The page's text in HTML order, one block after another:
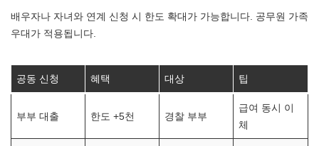
배우자나 자녀와 연계 신청 시 한도 확대가 가능합니다. 공무원 가족
우대가 적용됩니다.
공동 신청 혜택 대상 팁
부부 대출 한도 +5천 경찰 부부
급여 동시 이
체